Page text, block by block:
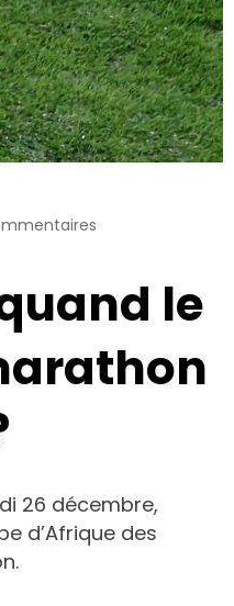
le
26 décembre,
d’Afrique des